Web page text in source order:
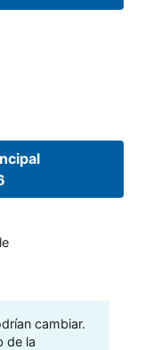
cambiar.
de la